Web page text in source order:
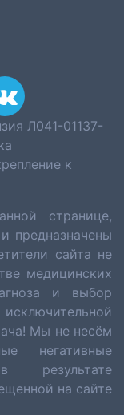
Л041-01137-
к
странице,
предназначены
сайта не
медицинских
и выбор
Мы не несём
негативные
результате
на сайте